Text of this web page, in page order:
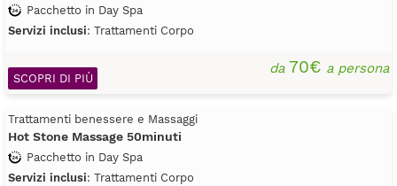
Pacchetto in Day Spa
Servizi inclusi: Trattamenti Corpo
da70€ a persona
SCOPRI DI PIÙ
Trattamenti benessere e Massaggi
Hot Stone Massage 50minuti
Pacchetto in Day Spa
Servizi inclusi: Trattamenti Corpo